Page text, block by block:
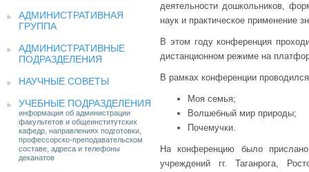
АДМИНИСТРАТИВНАЯ
ГРУППА
АДМИНИСТРАТИВНЫЕ
ПОДРАЗДЕЛЕНИЯ
НАУЧНЫЕ СОВЕТЫ
УЧЕБНЫЕ ПОДРАЗДЕЛЕНИЯ
информация об администрации
факультетов и общеинститутских
кафедр, направлениях подготовки,
профессорско-преподавательском
составе, адреса и телефоны
деканатов
деятельности дошкольников,
наук и практическое применение
В этом году конференция
дистанционном режиме на
В рамках конференции
Моя семья;
Волшебный мир природы;
Почемучки.
На конференцию было
учреждений гг. Таганрога,